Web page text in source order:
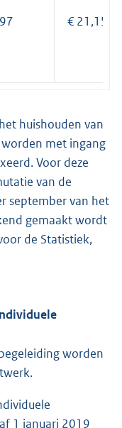
€ 21,15
huishouden van
met ingang
Voor deze
van de
september van het
gemaakt wordt
de Statistiek,
worden
1 januari 2019